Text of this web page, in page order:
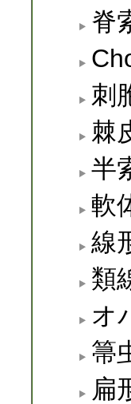
脊
刺
棘
半
軟
線
類
オ
箒
扁